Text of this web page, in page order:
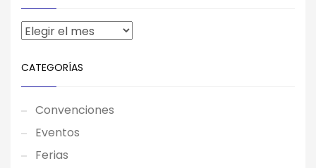
CATEGORÍAS
Convenciones
Eventos
Ferias